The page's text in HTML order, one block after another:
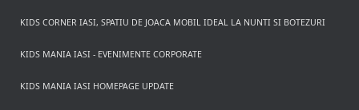
KIDS CORNER IASI, SPATIU DE JOACA MOBIL IDEAL LA NUNTI SI BOTEZURI
KIDS MANIA IASI - EVENIMENTE CORPORATE
KIDS MANIA IASI HOMEPAGE UPDATE